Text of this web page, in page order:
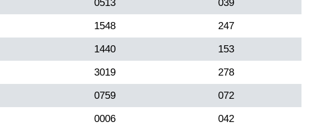
0513 039
1548 247
1440 153
3019 278
0759 072
0006 042